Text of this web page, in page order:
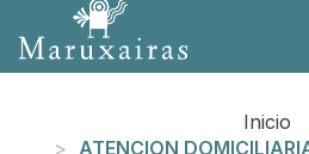
Inicio
ATENCION